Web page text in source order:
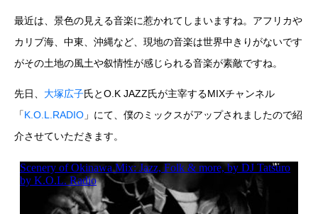
最近は、景色の見える音楽に惹かれてしまいますね。アフリカや
カリブ海、中東、沖縄など、現地の音楽は世界中きりがないです
がその土地の風土や叙情性が感じられる音楽が素敵ですね。
先日、 大塚広子氏とO.K JAZZ氏が主宰するMIXチャンネル
「K.O.L.RADIO 」にて、僕のミックスがアップされましたので紹
介させていただきます。